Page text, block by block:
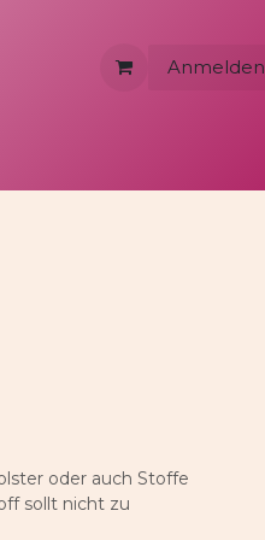
Anmelden
oder auch Stoffe
sollt nicht zu